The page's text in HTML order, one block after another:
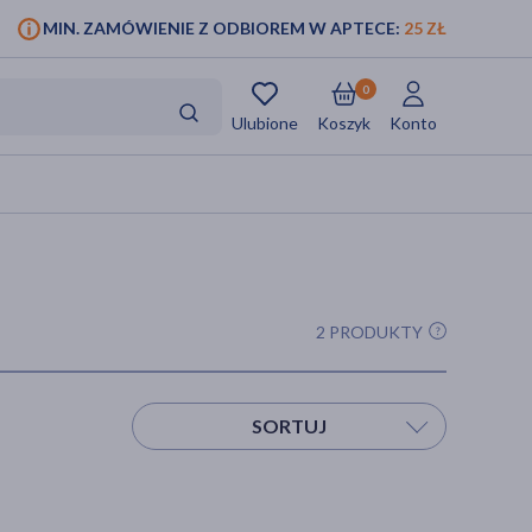
MIN. ZAMÓWIENIE Z ODBIOREM W APTECE: 25 ZŁ
Ulubione Koszyk
0
Konto
2 PRODUKTY
SORTUJ